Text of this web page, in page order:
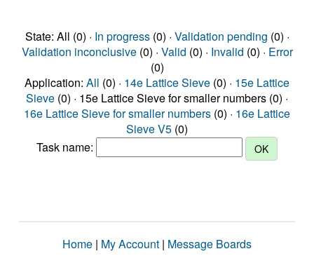
State: All (0) · In progress(0) · Validation pending (0) ·
Validation inconclusive(0) · Valid (0) · Invalid (0) · Error
(0)
Application: All (0) · 14e Lattice Sieve (0) · 15e Lattice
Sieve (0) · 15e Lattice Sieve for smaller numbers (0) ·
16e Lattice Sieve for smaller numbers (0) · 16e Lattice
Sieve V5 (0)
Task name:
Home | My Account | Message Boards